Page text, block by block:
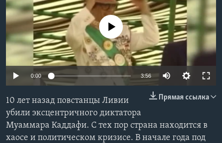
Learning English
СОЦИАЛЬНЫЕ СЕТИ
No media source currently available
0:00 3:56
Прямая ссылка
10 лет назад повстанцы Ливии
убили эксцентричного диктатора
Муаммара Каддафи. С тех пор страна находится в
хаосе и политическом кризисе. В начале года под